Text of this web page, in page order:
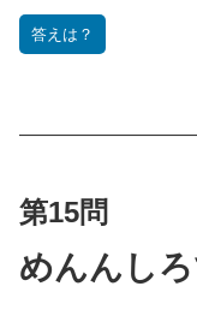
答えは？
第15問
めんんし